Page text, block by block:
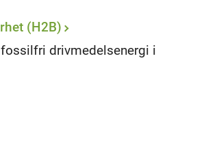
(H2B)
drivmedelsenergi i